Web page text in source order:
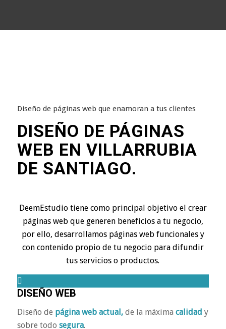
Diseño de páginas web que enamoran a tus clientes
DISEÑO DE PÁGINAS
WEB EN VILLARRUBIA
DE SANTIAGO.
DeemEstudio tiene como principal objetivo el crear
páginas web que generen beneficios a tu negocio,
por ello, desarrollamos páginas web funcionales y
con contenido propio de tu negocio para difundir
tus servicios o productos.
DISEÑO WEB
Diseño de página web actual, de la máxima calidad y
sobre todo segura.